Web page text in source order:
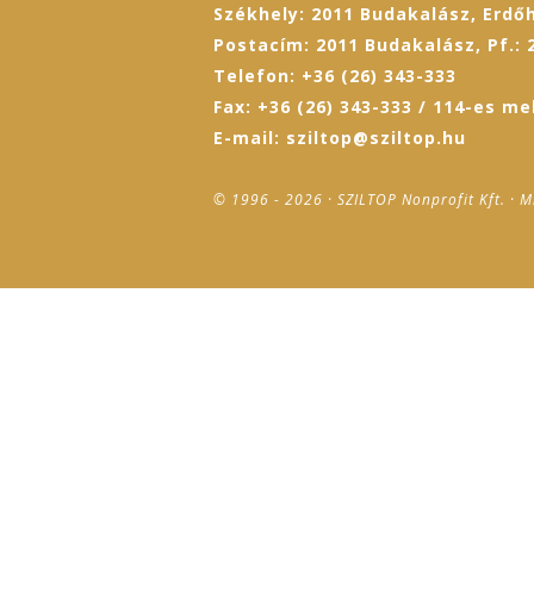
Székhely: 2011 Budakalász,
Postacím: 2011 Budakalász, Pf.:
Telefon: +36 (26) 343-333
Fax: +36 (26) 343-333 / 114-es
E-mail: sziltop@sziltop.hu
© 1996 - 2026 · SZILTOP Nonprofit Kft. ·